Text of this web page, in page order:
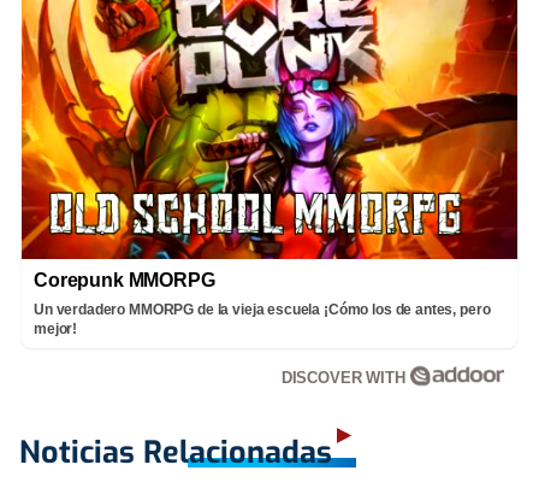
Corepunk MMORPG
Un verdadero MMORPG de la vieja escuela ¡Cómo los de antes, pero
mejor!
DISCOVER WITH
Noticias Relacionadas